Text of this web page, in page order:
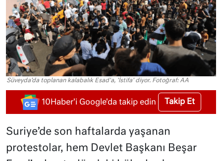
Süveyda'da toplanan kalabalık Esad'a, 'İstifa' diyor. Fotoğraf: AA
10Haber'i Google'da takip edin Takip Et
Suriye’de son haftalarda yaşanan
protestolar, hem Devlet Başkanı Beşar